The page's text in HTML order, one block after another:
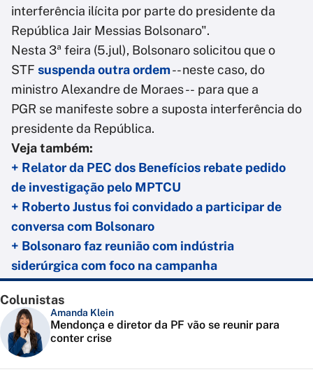
interferência ilícita por parte do presidente da
República Jair Messias Bolsonaro".
Nesta 3ª feira (5.jul), Bolsonaro solicitou que o
STF suspenda outra ordem-- neste caso, do
ministro Alexandre de Moraes -- para que a
PGR se manifeste sobre a suposta interferência do
presidente da República.
Veja também:
+ Relator da PEC dos Benefícios rebate pedido
de investigação pelo MPTCU
+ Roberto Justus foi convidado a participar de
conversa com Bolsonaro
+ Bolsonaro faz reunião com indústria
siderúrgica com foco na campanha
Colunistas
Amanda Klein
Mendonça e diretor da PF vão se reunir para
conter crise